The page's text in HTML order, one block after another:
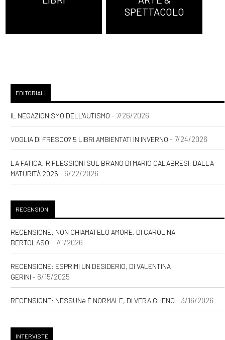
SPETTACOLO
EDITORIALI
IL NEGAZIONISMO DELL'AUTISMO - 7/26/2026
VOGLIA DI FRESCO? 5 LIBRI AMBIENTATI IN INVERNO - 7/24/2026
LA FATICA: RIFLESSIONI SUL BRANO DI MARIO CALABRESI, DALLA
MATURITÀ 2026 - 6/22/2026
RECENSIONI
RECENSIONE: NON CHIAMATELO AMORE, DI CAROLINA
BERTOLASO - 7/1/2026
RECENSIONE: ESPRIMI UN DESIDERIO, DI VALENTINA
GERINI - 6/15/2025
RECENSIONE: NESSUNƏ È NORMALE, DI VERA GHENO - 3/16/2026
INTERVISTE